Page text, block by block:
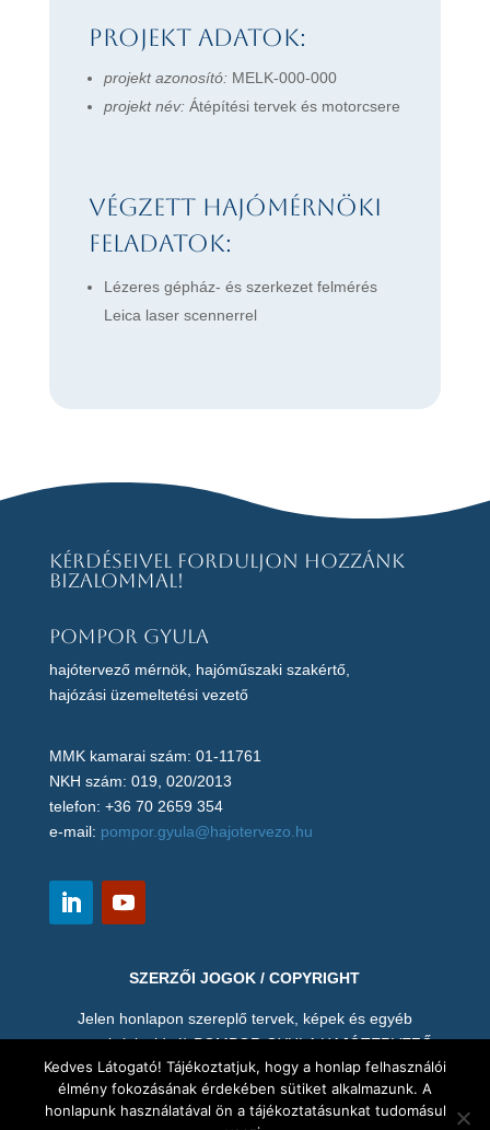
Projekt adatok:
projekt azonosító:MELK-000-000
projekt név:Átépítési tervek és motorcsere
Végzett hajómérnöki
feladatok:
Lézeres gépház- és szerkezet felmérés
Leica laser scennerrel
Kérdéseivel forduljon hozzánk
bizalommal!
Pompor Gyula
hajótervező mérnök, hajóműszaki szakértő,
hajózási üzemeltetési vezető
MMK kamarai szám: 01-11761
NKH szám: 019, 020/2013
telefon: +36 70 2659 354
e-mail: pompor.gyula@hajotervezo.hu
SZERZŐI JOGOK / COPYRIGHT
Jelen honlapon szereplő tervek, képek és egyéb
anyagok (pl. videó) POMPOR GYULA HAJÓTERVEZŐ
MÉRNÖK szellemi tulajdonát képezik, így hozzájárulása
nélkül tilos annak mentése, másolása, vagy bármi nemű
felhasználása. A terveket és valamennyi mellékletet a
Kedves Látogató! Tájékoztatjuk, hogy a honlap felhasználói
élmény fokozásának érdekében sütiket alkalmazunk. A
honlapunk használatával ön a tájékoztatásunkat tudomásul